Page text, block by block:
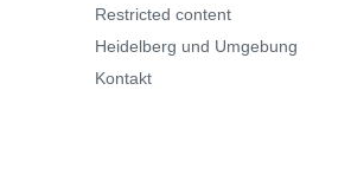
Restricted content
Heidelberg und Umgebung
Kontakt